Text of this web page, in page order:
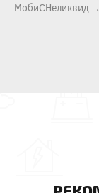
МобиСНеликвид